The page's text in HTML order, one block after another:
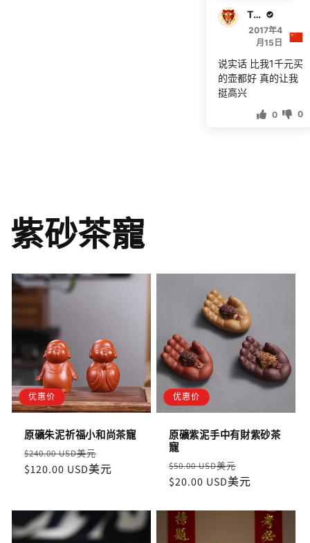
TEN
2017年4
月15日
说实话 比我1千元买
的壶都好 真的让我
挺高兴
0 0
紫砂茶寵
优惠价
原礦朱泥祈福小和尚茶寵
定
價
$240.00 USD美元
價
$120.00 USD美元
优惠价
原礦紫泥手中有財紫砂茶
寵
定
價
$50.00 USD美元
價
$20.00 USD美元